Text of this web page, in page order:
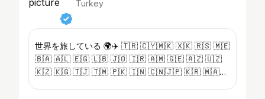
Turkey
世界を旅している 🌍✈️ 🇹🇷 🇨🇾🇲🇰 🇽🇰 🇷🇸 🇲🇪
🇧🇦 🇦🇱 🇪🇬 🇱🇧 🇯🇴 🇮🇷 🇦🇲 🇬🇪 🇦🇿 🇺🇿
🇰🇿 🇰🇬 🇹🇯 🇹🇲 🇵🇰 🇮🇳 🇨🇳🇯🇵 🇰🇷 🇲🇦